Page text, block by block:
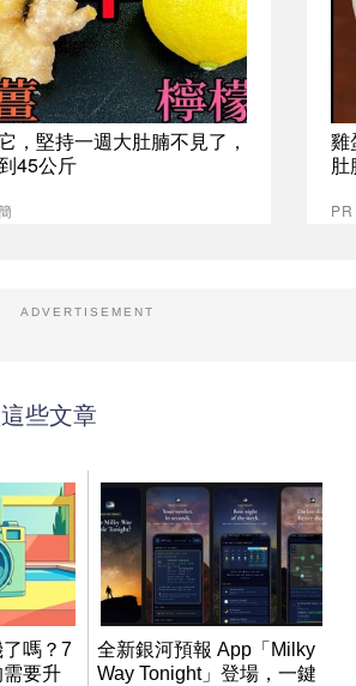
，堅持一週大肚腩不見了，
45公斤
雞
肚
ADVERTISEMENT
些文章
嗎？7
要升
全新銀河預報 App「Milky
Way Tonight」登場，一鍵